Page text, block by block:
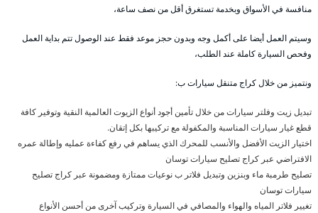
منافسة في الأسواق وبخدمة تستغرق أقل من نصف ساعة،
وسيتم العمل أيضا على أكمل وجه وبدون حجز موعد فقط عند الوصول تتم بداية العمل
وفحص السيارة كاملة عند الطلب،
ونتميز من خلال كراج متنقل سيارات ب:
تبديل زيت وفلتر سيارات من خلال تأمين أجود أنواع الزيوت العالمية النقية وتوفير كافة
قطع غيار سيارات المناسبة والمكفولة مع تركيبها بكل إتقان.
اختيار الزيت الأفضل والأنسب للمحرك الذي يساهم في رفع كفاءة عمليه وإطالة عمره
الافتراضي عبر كراج تصليح سيارات توسان
تصليح طرمبة ماء وبنزين وتبديل فلاتر ب نوعيات ممتازة ومضمونة عبر كراج تصليح
سيارات توسان
تغيير فلاتر المياه والهواء والمصافي في السيارة وتركيب آخرى من أحسن الأنواع